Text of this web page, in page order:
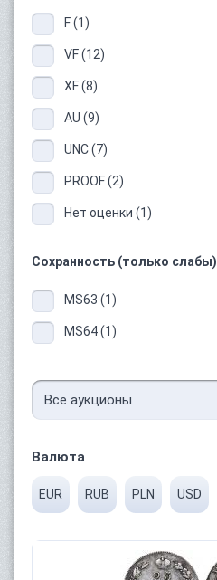
F (1)
VF (12)
XF (8)
AU (9)
UNC (7)
PROOF (2)
Нет оценки (1)
Сохранность (только слабы)
MS63 (1)
MS64 (1)
Валюта
EUR RUB PLN USD